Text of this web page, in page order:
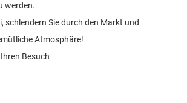
werden.
schlendern Sie durch den Markt und
Atmosphäre!
Besuch